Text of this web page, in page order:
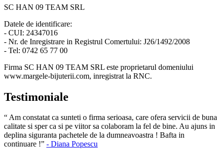
SC HAN 09 TEAM SRL
Datele de identificare:
- CUI: 24347016
- Nr. de Inregistrare in Registrul Comertului: J26/1492/2008
- Tel: 0742 65 77 00
Firma SC HAN 09 TEAM SRL este proprietarul domeniului
www.margele-bijuterii.com, inregistrat la RNC.
Testimoniale
“ Am constatat ca sunteti o firma serioasa, care ofera servicii de buna
calitate si sper ca si pe viitor sa colaboram la fel de bine. Au ajuns in
deplina siguranta pachetele de la dumneavoastra ! Bafta in
continuare !” - Diana Popescu